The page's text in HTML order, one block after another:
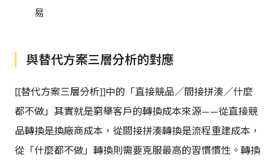
易
與替代方案三層分析的對應
[[替代方案三層分析]]中的「直接競品／間接拼湊／什麼
都不做」其實就是窮舉客戶的轉換成本來源——從直接競
品轉換是換廠商成本，從間接拼湊轉換是流程重建成本，
從「什麼都不做」轉換則需要克服最高的習慣慣性。轉換